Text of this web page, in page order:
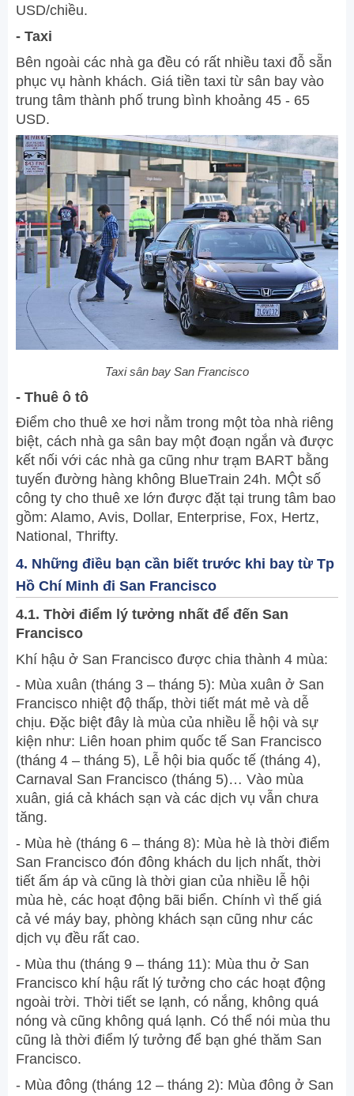
USD/chiều.
- Taxi
Bên ngoài các nhà ga đều có rất nhiều taxi đỗ sẵn
phục vụ hành khách. Giá tiền taxi từ sân bay vào
trung tâm thành phố trung bình khoảng 45 - 65
USD.
Taxi sân bay San Francisco
- Thuê ô tô
Điểm cho thuê xe hơi nằm trong một tòa nhà riêng
biệt, cách nhà ga sân bay một đoạn ngắn và được
kết nối với các nhà ga cũng như trạm BART bằng
tuyến đường hàng không BlueTrain 24h. MỘt số
công ty cho thuê xe lớn được đặt tại trung tâm bao
gồm: Alamo, Avis, Dollar, Enterprise, Fox, Hertz,
National, Thrifty.
4. Những điều bạn cần biết trước khi bay từ Tp
Hồ Chí Minh đi San Francisco
4.1. Thời điểm lý tưởng nhất để đến San
Francisco
Khí hậu ở San Francisco được chia thành 4 mùa:
- Mùa xuân (tháng 3 – tháng 5): Mùa xuân ở San
Francisco nhiệt độ thấp, thời tiết mát mẻ và dễ
chịu. Đặc biệt đây là mùa của nhiều lễ hội và sự
kiện như: Liên hoan phim quốc tế San Francisco
(tháng 4 – tháng 5), Lễ hội bia quốc tế (tháng 4),
Carnaval San Francisco (tháng 5)… Vào mùa
xuân, giá cả khách sạn và các dịch vụ vẫn chưa
tăng.
- Mùa hè (tháng 6 – tháng 8): Mùa hè là thời điểm
San Francisco đón đông khách du lịch nhất, thời
tiết ấm áp và cũng là thời gian của nhiều lễ hội
mùa hè, các hoạt động bãi biển. Chính vì thế giá
cả vé máy bay, phòng khách sạn cũng như các
dịch vụ đều rất cao.
- Mùa thu (tháng 9 – tháng 11): Mùa thu ở San
Francisco khí hậu rất lý tưởng cho các hoạt động
ngoài trời. Thời tiết se lạnh, có nắng, không quá
nóng và cũng không quá lạnh. Có thể nói mùa thu
cũng là thời điểm lý tưởng để bạn ghé thăm San
Francisco.
- Mùa đông (tháng 12 – tháng 2): Mùa đông ở San